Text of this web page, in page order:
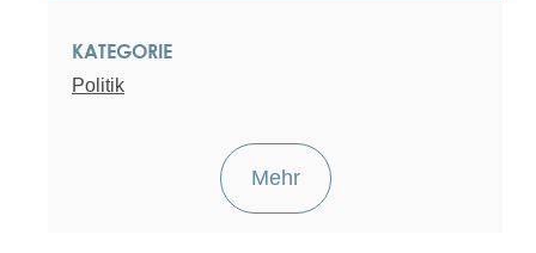
KATEGORIE
Politik
Mehr